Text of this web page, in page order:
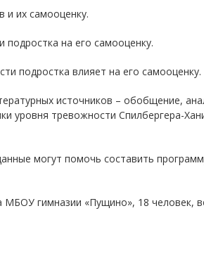
и их самооценку.
подростка на его самооценку.
подростка влияет на его самооценку.
источников – обобщение,
уровня тревожности Спилбергера-
могут помочь составить
МБОУ гимназии «Пущино», 18 человек,